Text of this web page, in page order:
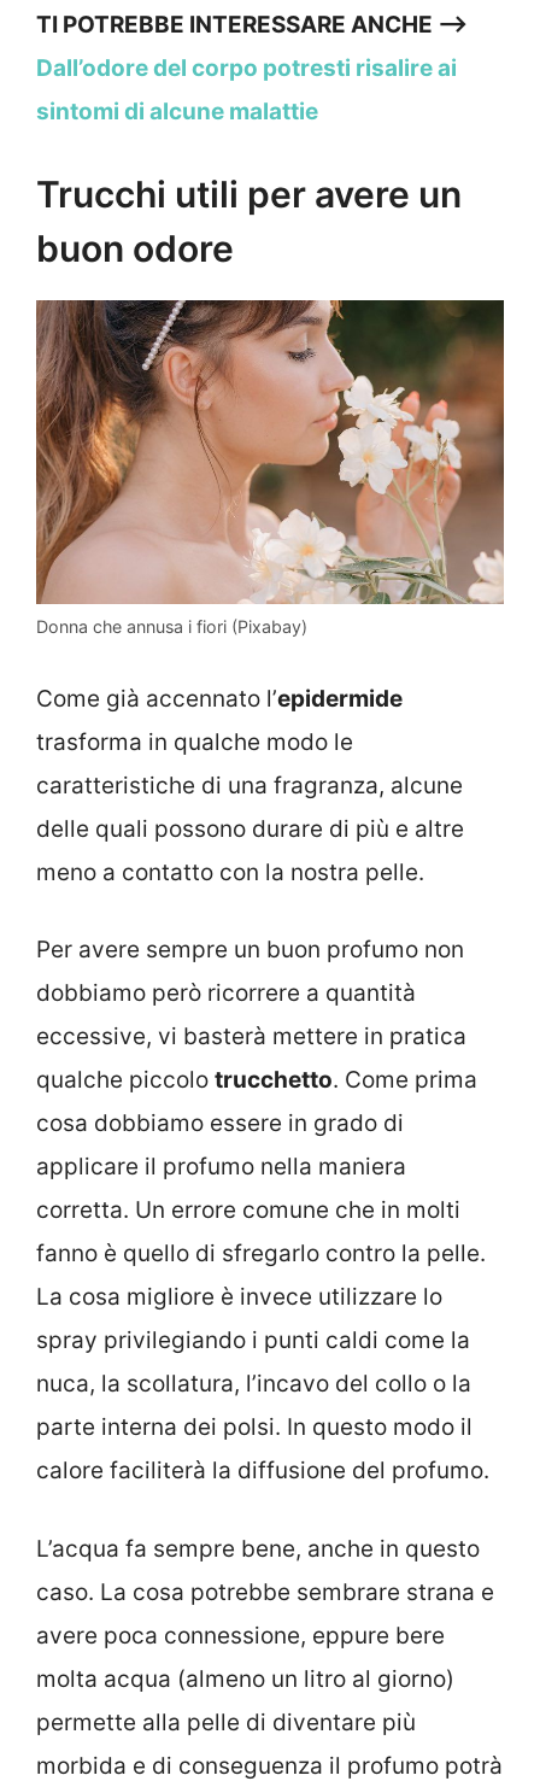
TI POTREBBE INTERESSARE ANCHE –>
Dall’odore del corpo potresti risalire ai
sintomi di alcune malattie
Trucchi utili per avere un
buon odore
Donna che annusa i fiori (Pixabay)
Come già accennato l’epidermide
trasforma in qualche modo le
caratteristiche di una fragranza, alcune
delle quali possono durare di più e altre
meno a contatto con la nostra pelle.
Per avere sempre un buon profumo non
dobbiamo però ricorrere a quantità
eccessive, vi basterà mettere in pratica
qualche piccolo trucchetto. Come prima
cosa dobbiamo essere in grado di
applicare il profumo nella maniera
corretta. Un errore comune che in molti
fanno è quello di sfregarlo contro la pelle.
La cosa migliore è invece utilizzare lo
spray privilegiando i punti caldi come la
nuca, la scollatura, l’incavo del collo o la
parte interna dei polsi. In questo modo il
calore faciliterà la diffusione del profumo.
L’acqua fa sempre bene, anche in questo
caso. La cosa potrebbe sembrare strana e
avere poca connessione, eppure bere
molta acqua (almeno un litro al giorno)
permette alla pelle di diventare più
morbida e di conseguenza il profumo potrà